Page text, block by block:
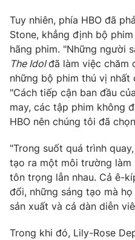
® Cấm sao chép dưới mọi
thuận bằng văn bản. Ghi rõ
thông tin từ website này.
Tuy nhiên, phía HBO đã
Stone, khẳng định bộ
hãng phim. "Những người
The Idolđã làm việc chăm
những bộ phim thú vị nhất
"Cách tiếp cận ban đầu
may, các tập phim không
HBO nên chúng tôi đã
"Trong suốt quá trình
tạo ra một môi trường làm
tôn trọng lẫn nhau. Cả ê-
đổi, những sáng tạo mà
sản xuất và cả dàn diễn
Trong khi đó, Lily-Rose